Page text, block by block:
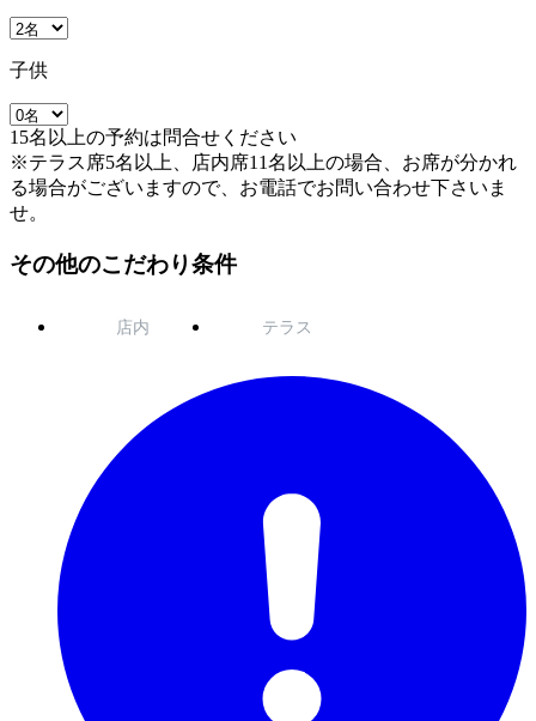
子供
15名以上の予約は問合せください
※テラス席5名以上、店内席11名以上の場合、お席が分かれ
る場合がございますので、お電話でお問い合わせ下さいま
せ。
その他のこだわり条件
店内 テラス